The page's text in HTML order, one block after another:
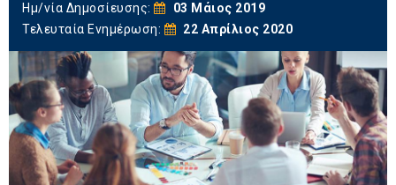
Ημ/νία Δημοσίευσης:
03 Μάιος 2019
Τελευταία Ενημέρωση:
22 Απρίλιος 2020